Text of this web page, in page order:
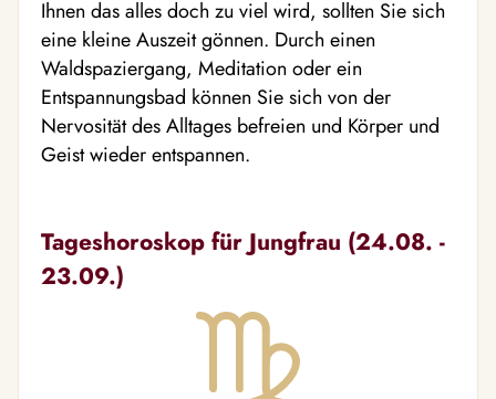
Ihnen das alles doch zu viel wird, sollten Sie sich
eine kleine Auszeit gönnen. Durch einen
Waldspaziergang, Meditation oder ein
Entspannungsbad können Sie sich von der
Nervosität des Alltages befreien und Körper und
Geist wieder entspannen.
Tageshoroskop für Jungfrau (24.08. -
23.09.)